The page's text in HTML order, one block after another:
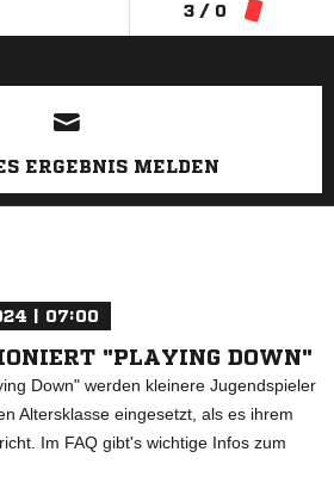
3 / 0
ANZEIGE
ERGEBNIS MELDEN
| 07:00
"PLAYING DOWN"
Down" werden kleinere Jugendspieler
Altersklasse eingesetzt, als es ihrem
Im FAQ gibt's wichtige Infos zum